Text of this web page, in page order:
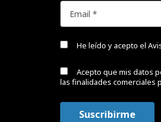
He leído y acepto el
Acepto que mis datos
las finalidades comerciales